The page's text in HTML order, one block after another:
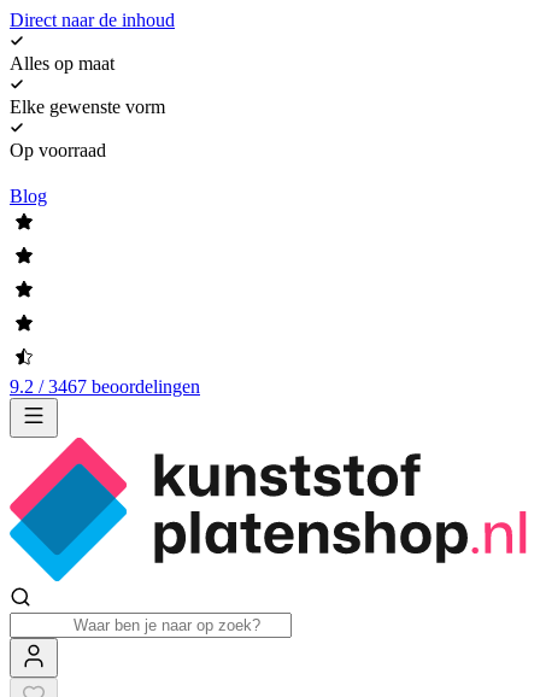
Direct naar de inhoud
Alles op maat
Elke gewenste vorm
Op voorraad
Blog
9.2 / 3467 beoordelingen